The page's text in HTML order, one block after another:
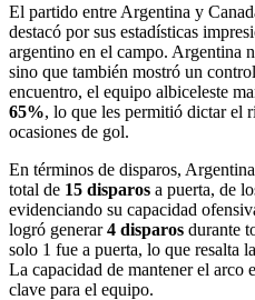
El partido entre Argentina y
destacó por sus estadísticas
argentino en el campo. Argentina
sino que también mostró un
encuentro, el equipo albiceleste
65%, lo que les permitió dictar el
ocasiones de gol.
En términos de disparos,
total de 15 disparos a puerta, de
evidenciando su capacidad
logró generar4 disparos durante
solo 1 fue a puerta, lo que resalta
La capacidad de mantener el arco
clave para el equipo.